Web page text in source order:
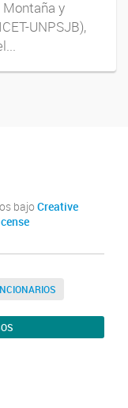
y
UNPSJB),
bajo Creative